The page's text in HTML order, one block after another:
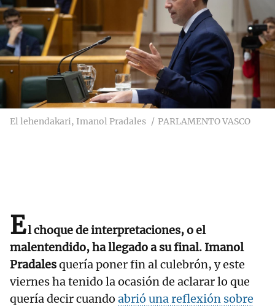
El lehendakari, Imanol Pradales PARLAMENTO VASCO
El choque de interpretaciones, o el
malentendido, ha llegado a su final. Imanol
Pradalesquería poner fin al culebrón, y este
viernes ha tenido la ocasión de aclarar lo que
quería decir cuando abrió una reflexión sobre